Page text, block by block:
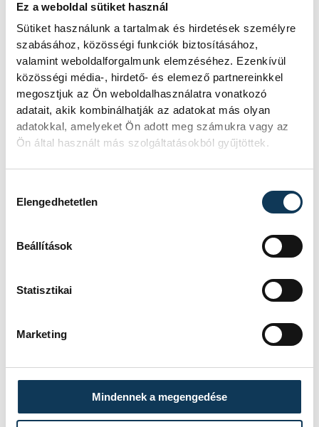
Ez a weboldal sütiket használ
Sütiket használunk a tartalmak és hirdetések személyre
szabásához, közösségi funkciók biztosításához,
valamint weboldalforgalmunk elemzéséhez. Ezenkívül
közösségi média-, hirdető- és elemező partnereinkkel
megosztjuk az Ön weboldalhasználatra vonatkozó
adatait, akik kombinálhatják az adatokat más olyan
adatokkal, amelyeket Ön adott meg számukra vagy az
Ön által használt más szolgáltatásokból gyűjtöttek.
Elengedhetetlen
Beállítások
Statisztikai
Marketing
Mindennek a megengedése
TOVÁBBI CIKKEK
KÖZÉLET
Földrengés volt a
magyar-szlovák határon,
Mosonmagyaróvár
közelében
határon, Mosonmagyaróvár
HUN-REN Földfizikai és Űrtudományi
kedden.